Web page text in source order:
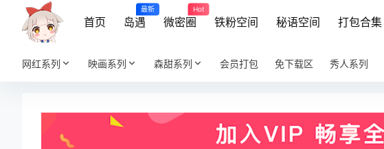
首页 岛遇
最新
微密圈
Hot
铁粉空间 秘语空间 打包合集
网红系列 映画系列 森甜系列 会员打包 免下载区 秀人系列